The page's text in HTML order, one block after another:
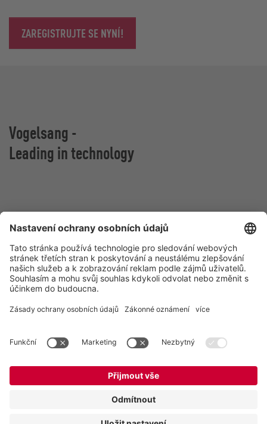
ZAREGISTRUJTE SE NYNÍ!
Vogelsang -
Leading in technology
Olomoucká 81
627 00 Brno
Česká republika
Tel.:+420 511 440 475
czech-republic@vogelsang.info
Prohlášení o ochraně dat